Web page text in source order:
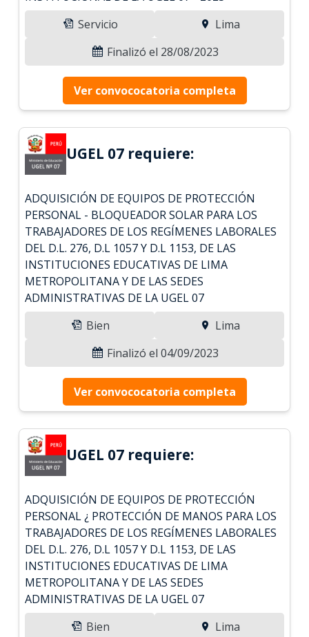
Servicio
Lima
Finalizó el 28/08/2023
Ver convococatoria completa
UGEL 07 requiere:
ADQUISICIÓN DE EQUIPOS DE PROTECCIÓN
PERSONAL - BLOQUEADOR SOLAR PARA LOS
TRABAJADORES DE LOS REGÍMENES LABORALES
DEL D.L. 276, D.L 1057 Y D.L 1153, DE LAS
INSTITUCIONES EDUCATIVAS DE LIMA
METROPOLITANA Y DE LAS SEDES
ADMINISTRATIVAS DE LA UGEL 07
Bien
Lima
Finalizó el 04/09/2023
Ver convococatoria completa
UGEL 07 requiere:
ADQUISICIÓN DE EQUIPOS DE PROTECCIÓN
PERSONAL ¿ PROTECCIÓN DE MANOS PARA LOS
TRABAJADORES DE LOS REGÍMENES LABORALES
DEL D.L. 276, D.L 1057 Y D.L 1153, DE LAS
INSTITUCIONES EDUCATIVAS DE LIMA
METROPOLITANA Y DE LAS SEDES
ADMINISTRATIVAS DE LA UGEL 07
Bien
Lima